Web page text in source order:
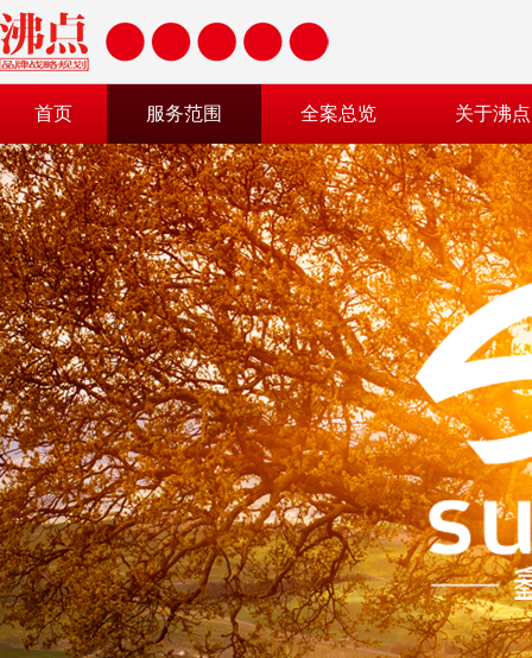
首页 服务范围 全案总览 关于沸点